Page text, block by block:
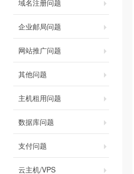
域名注册问题
企业邮局问题
网站推广问题
其他问题
主机租用问题
数据库问题
支付问题
云主机/VPS